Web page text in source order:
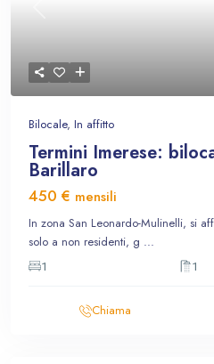
Bilocale, In affitto
Termini Imerese:
Barillaro
450 € mensili
In zona San Leonardo-Mulinelli, si
solo a non residenti, g ...
1 1
Chiama